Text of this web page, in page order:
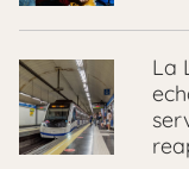
La